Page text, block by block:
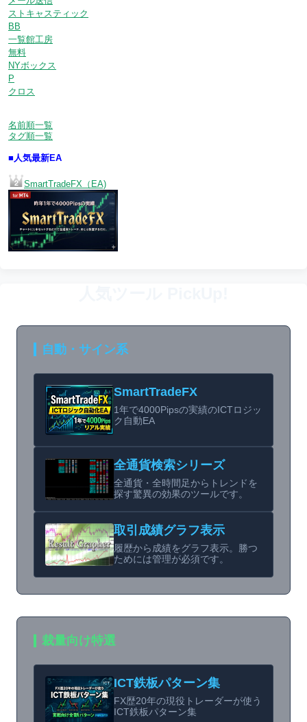
ストキャスティック
BB
一覧館工房
無料
NYボックス
P
クロス
名前順一覧
タグ順一覧
■人気最新EA
SmartTradeFX（EA)
自動・サイン系
SmartTradeFX
1年で4000Pipsの実績のICTロジッ
ク自動EA
全通貨検索シリーズ
全通貨・全時間足からトレンドを
探す驚異の効果のツールです。
取引成績グラフ表示
履歴から成績をグラフ表示。勝つ
ためには管理が必須です。
裁量向け特選
ICT鉄板パターン集
FX歴20年の現役トレーダーが使う
ICT鉄板パターン集